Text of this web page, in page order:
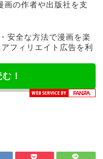
画の作者や出版社を支
安全な方法で漫画を楽
フィリエイト広告を利
！